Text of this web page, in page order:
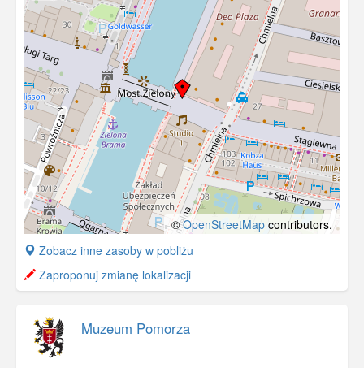
©OpenStreetMap contributors.
+
−
Zobacz inne zasoby w pobliżu
Zaproponuj zmianę lokalizacji
Muzeum Pomorza